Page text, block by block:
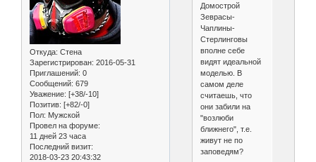
Откуда: Стена
Зарегистрирован: 2016-05-31
Приглашений: 0
Сообщений: 679
Уважение: [+38/-10]
Позитив: [+82/-0]
Пол: Мужской
Провел на форуме:
11 дней 23 часа
Последний визит:
2018-03-23 20:43:32
Домострой
Зеврасы-
Чаплины-
Стерлинговы
вполне себе
видят идеальной
моделью. В
самом деле
считаешь, что
они забили на
"возлюби
ближнего", т.е.
живут не по
заповедям?